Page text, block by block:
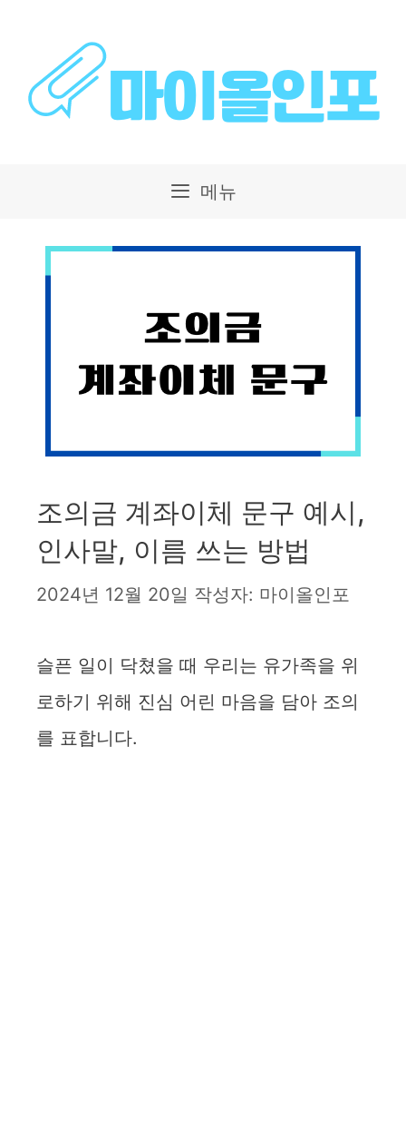
메뉴
조의금 계좌이체 문구 예시,
인사말, 이름 쓰는 방법
2024년 12월 20일 작성자: 마이올인포
슬픈 일이 닥쳤을 때 우리는 유가족을 위
로하기 위해 진심 어린 마음을 담아 조의
를 표합니다.